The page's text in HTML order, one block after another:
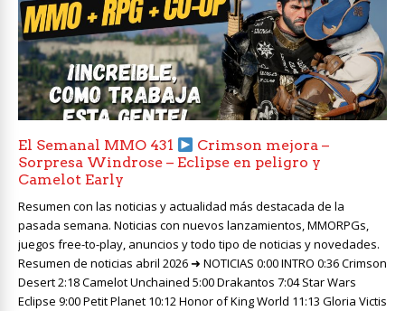
El Semanal MMO 431
Crimson mejora –
Sorpresa Windrose – Eclipse en peligro y
Camelot Early
Resumen con las noticias y actualidad más destacada de la
pasada semana. Noticias con nuevos lanzamientos, MMORPGs,
juegos free-to-play, anuncios y todo tipo de noticias y novedades.
Resumen de noticias abril 2026 ➜ NOTICIAS 0:00 INTRO 0:36 Crimson
Desert 2:18 Camelot Unchained 5:00 Drakantos 7:04 Star Wars
Eclipse 9:00 Petit Planet 10:12 Honor of King World 11:13 Gloria Victis